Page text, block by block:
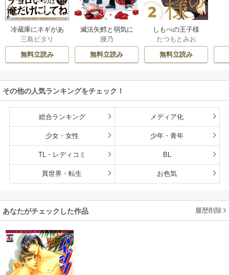
冷蔵庫にネギがあ
ったカモ
三島ピタリ
無料立読み
滅法矢鱈と弱気に
キス【コミックス
版】
腰乃
無料立読み
しもべの王子様
【描き下ろしおま
け付き特装版】
たつもとみお
無料立読み
その他の人気ランキングをチェック！
総合ランキング メディア化
少女・女性 少年・青年
TL・レディコミ BL
異世界・転生 お色気
あなたがチェックした作品 履歴削除